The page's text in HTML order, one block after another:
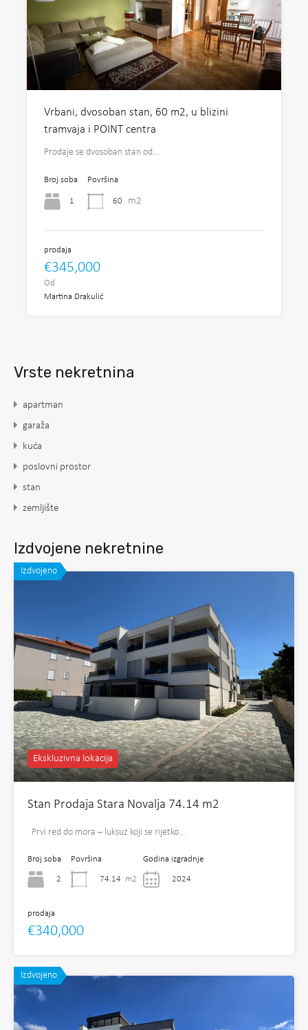
Vrbani, dvosoban stan, 60 m2, u blizini
tramvaja i POINT centra
Prodaje se dvosoban stan od…
Broj soba
1
Površina
60 m2
prodaja
€345,000
Od
Martina Drakulić
Vrste nekretnina
apartman
garaža
kuća
poslovni prostor
stan
zemljište
Izdvojene nekretnine
Izdvojeno
Ekskluzivna lokacija
Stan Prodaja Stara Novalja 74.14 m2
Prvi red do mora – luksuz koji se rijetko…
Broj soba
2
Površina
74.14 m2
Godina izgradnje
2024
prodaja
€340,000
Izdvojeno